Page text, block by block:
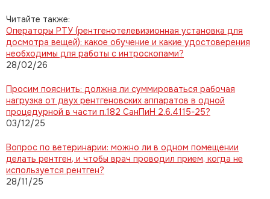
Читайте также:
Операторы РТУ (рентгенотелевизионная установка для
досмотра вещей): какое обучение и какие удостоверения
необходимы для работы с интроскопами?
28/02/26
Просим пояснить: должна ли суммироваться рабочая
нагрузка от двух рентгеновских аппаратов в одной
процедурной в части п.182 СанПиН 2.6.4115-25?
03/12/25
Вопрос по ветеринарии: можно ли в одном помещении
делать рентген, и чтобы врач проводил прием, когда не
используется рентген?
28/11/25